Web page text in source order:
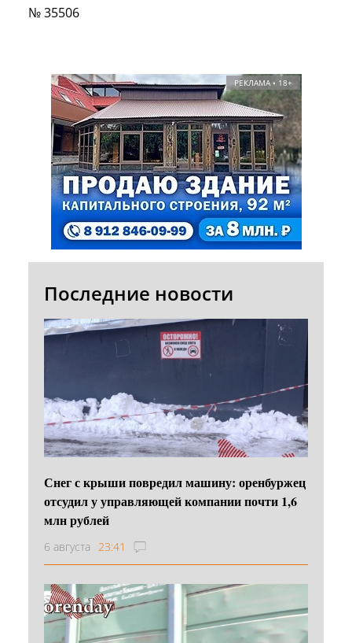
№ 35506
РЕКЛАМА • 18+
Последние новости
Снег с крыши повредил машину: оренбуржец
отсудил у управляющей компании почти 1,6
млн рублей
6 августа 23:41